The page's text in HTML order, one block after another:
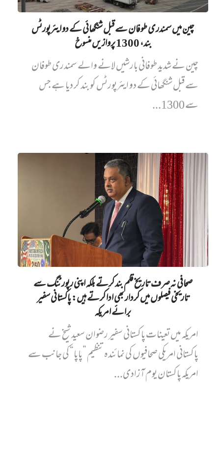
چین میں‌ سمندری طوفان سے قبل شنگھائی کے دو ایئرپورٹس
بند، 1300 پروازیں‌ منسوخ
چین نے شدید طوفانی بارشیں لانے والے سمندری طوفان
سے قبل شنگھائی کے دو ایئرپورٹس کو بند کر دیا ہے جس
سے 1300...
صحافی نہ صرف تاریخ قلم بند کرتے بلکہ اپنی رپورٹنگ سے
تاریخی فیصلوں میں کردار بھی ادا کرتے ہیں: پاکستانی سفیر
برائے امریکہ
امریکہ میں تعینات پاکستانی سفیر رضوان سعید شیخ نے
پاکستانی امریکی صحافیوں کی نمائندہ تنظیم ”پاپا“ کی جانب سے
امریکہ پاکستان یوم آزادی...